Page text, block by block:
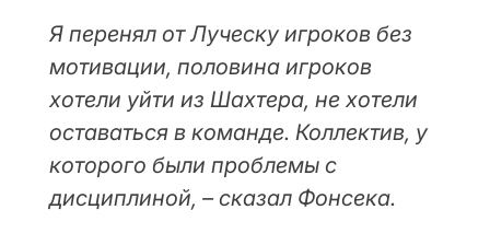
Я перенял от Луческу игроков без
мотивации, половина игроков
хотели уйти из Шахтера, не хотели
оставаться в команде. Коллектив, у
которого были проблемы с
дисциплиной, – сказал Фонсека.